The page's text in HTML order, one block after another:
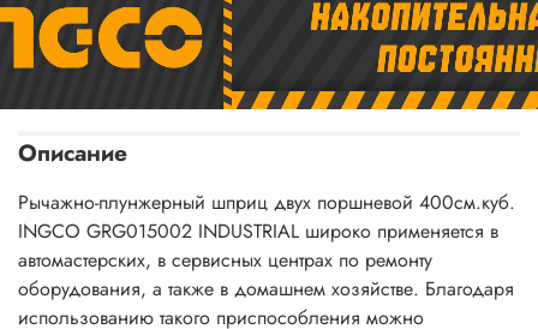
Описание
Рычажно-плунжерный шприц двух поршневой 400см.куб.
INGCO GRG015002 INDUSTRIAL широко применяется в
автомастерских, в сервисных центрах по ремонту
оборудования, а также в домашнем хозяйстве. Благодаря
использованию такого приспособления можно